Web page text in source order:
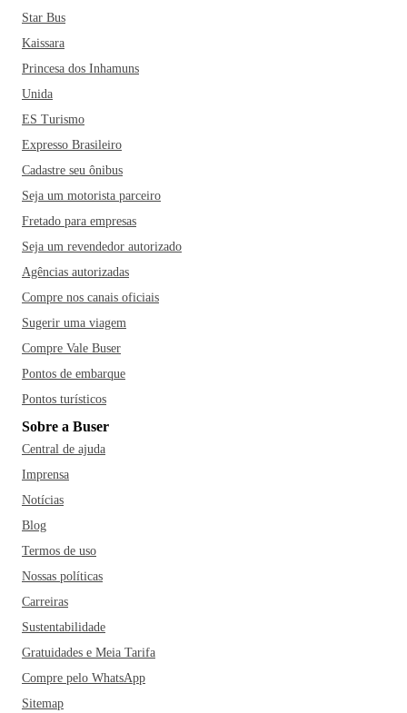
Star Bus
Kaissara
Princesa dos Inhamuns
Unida
ES Turismo
Expresso Brasileiro
Cadastre seu ônibus
Seja um motorista parceiro
Fretado para empresas
Seja um revendedor autorizado
Agências autorizadas
Compre nos canais oficiais
Sugerir uma viagem
Compre Vale Buser
Pontos de embarque
Pontos turísticos
Sobre a Buser
Central de ajuda
Imprensa
Notícias
Blog
Termos de uso
Nossas políticas
Carreiras
Sustentabilidade
Gratuidades e Meia Tarifa
Compre pelo WhatsApp
Sitemap